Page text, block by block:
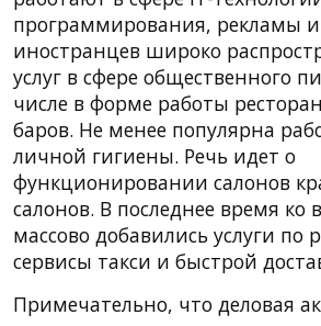
программирования, рекламы
иностранцев широко
услуг в сфере общественного
числе в форме работы
баров. Не менее популярна
личной гигиены. Речь идет о
функционировании салонов
салонов. В последнее время ко
массово добавились услуги по
сервисы такси и быстрой
Примечательно, что деловая